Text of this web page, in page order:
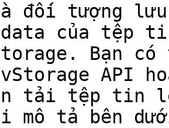
đối tượng
của tệp
Bạn có
API
tải tệp tin
mô tả bên